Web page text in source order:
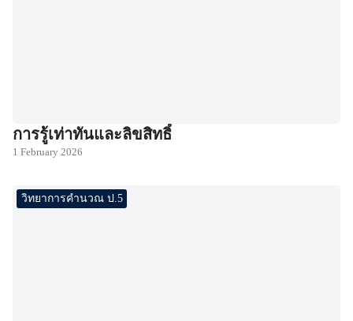
การรู้เท่าทันและลิขสิทธิ์
1 February 2026
วิทยาการคำนวณ ป.5